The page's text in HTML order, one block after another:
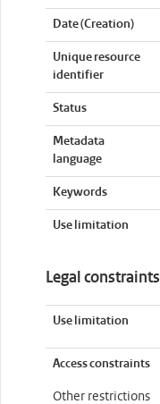
Date (Creation)
Unique resource
identifier
Status
Metadata
language
Keywords
Use limitation
Legal constraints
Use limitation
Access constraints
Other restrictions